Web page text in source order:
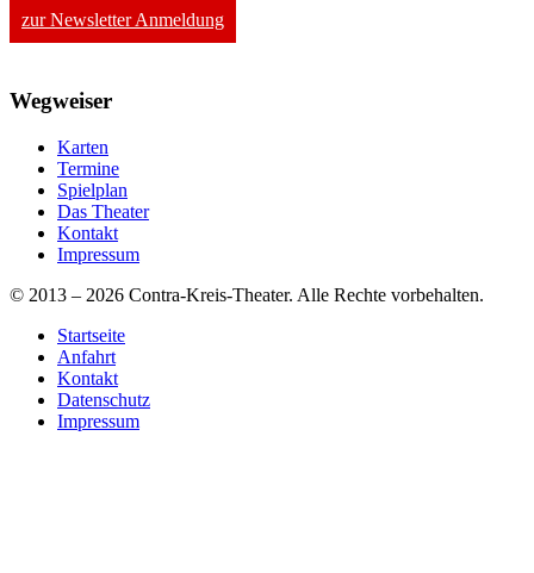
zur Newsletter Anmeldung
Wegweiser
Karten
Termine
Spielplan
Das Theater
Kontakt
Impressum
© 2013 – 2026 Contra-Kreis-Theater. Alle Rechte vorbehalten.
Startseite
Anfahrt
Kontakt
Datenschutz
Impressum